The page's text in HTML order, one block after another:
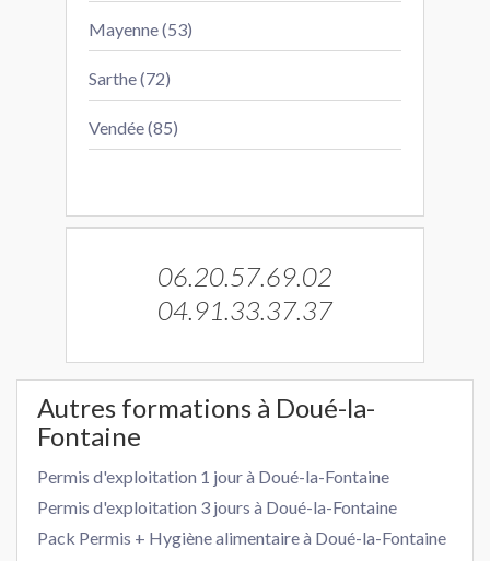
Mayenne (53)
Sarthe (72)
Vendée (85)
06.20.57.69.02
04.91.33.37.37
Autres formations à Doué-la-
Fontaine
Permis d'exploitation 1 jour à Doué-la-Fontaine
Permis d'exploitation 3 jours à Doué-la-Fontaine
Pack Permis + Hygiène alimentaire à Doué-la-Fontaine